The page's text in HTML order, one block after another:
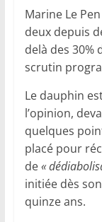
Marine Le
deux depuis
delà des 30%
scrutin
Le dauphin
l’opinion,
quelques
placé pour
de«
initiée dès
quinze ans.